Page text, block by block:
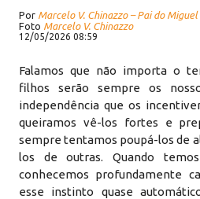
Por Marcelo V. Chinazzo – Pai do
Foto Marcelo V. Chinazzo
12/05/2026 08:59
Falamos que não importa o
filhos serão sempre os
independência que os
queiramos vê-los fortes e
sempre tentamos poupá-los de
los de outras. Quando
conhecemos profundamente
esse instinto quase